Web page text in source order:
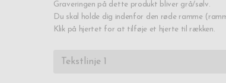
Graveringen på dette produkt bliver grå/sølv.
Du skal holde dig indenfor den røde ramme
Klik på hjertet for at tilføje et hjerte til rækken.